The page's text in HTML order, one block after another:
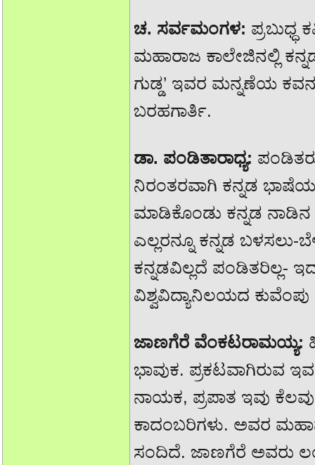
ಚ. ಸರ್ವಮಂಗಳ:
ಮಹಾರಾಜ ಕಾಲೇಜಿನಲ್ಲಿ
ಗುಡ್ಡ’ ಇವರ ಮನ್ನಣೆಯ
ಬರಹಗಾರ್ತಿ.
ಡಾ. ಪಂಡಿತಾರಾಧ್ಯ:
ನಿರಂತರವಾಗಿ ಕನ್ನಡ
ಮಾಡಿಕೊಂಡು ಕನ್ನಡ ನಾಡಿನ
ಎಲ್ಲರನ್ನೂ ಕನ್ನಡ ಬಳಸಲು-
ಕನ್ನಡವಿಲ್ಲದೆ ಪಂಡಿತರಿಲ್ಲ-
ವಿಶ್ವವಿದ್ಯಾನಿಲಯದ ಕುವೆಂಪು
ಜಾಣಗೆರೆ ವೆಂಕಟರಾಮಯ್ಯ:
ಭಾವುಕ. ಪ್ರಕಟವಾಗಿರುವ
ನಾಯಕ, ಪ್ರಪಾತ ಇವು
ಕಾದಂಬರಿಗಳು. ಅವರ
ಸಂದಿದೆ. ಜಾಣಗೆರೆ ಅವರು